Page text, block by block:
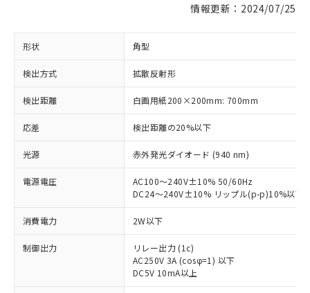
情報更新：2024/07/25
形状 角型
検出方式 拡散反射形
検出距離 白画用紙200×200mm: 700mm
応差 検出距離の20%以下
光源 赤外発光ダイオード (940 nm)
電源電圧
AC100～240V±10% 50/60Hz
DC24～240V±10% リップル(p-p)10%以下
消費電力 2W以下
制御出力
リレー出力 (1c)
AC250V 3A (cosφ=1) 以下
DC5V 10mA以上